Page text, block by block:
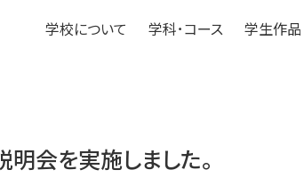
学校について 学科･コース 学生作品
会を実施しました。